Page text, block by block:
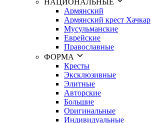
НАЦИОНАЛЬНЫЕ
Армянский
Армянский крест Хачкар
Мусульманские
Еврейские
Православные
ФОРМА
Кресты
Эксклюзивные
Элитные
Авторские
Большие
Оригинальные
Индивидуальные